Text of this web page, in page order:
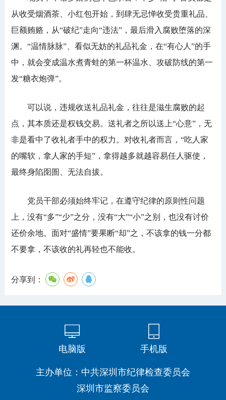
从收受烟酒茶、小红包开始，到肆无忌惮收受贵重礼品、
巨额贿赂，从“破纪”走向“违法”，最后滑入腐败堕落的深
渊。“温情脉脉”、看似无妨的礼品礼金，在“有心人”的手
中，就会变成温水煮青蛙的第一杯温水、攻破防线的第一
发“糖衣炮弹”。
可以说，违规收送礼品礼金，往往是滋生腐败的起
点，其本质还是权钱交易。送礼者之所以送上“心意”，无
非是看中了收礼者手中的权力。对收礼者而言，“吃人家
的嘴软，拿人家的手短”，拿得越多就越容易任人驱使，
最终身陷囹圄、无法自拔。
党员干部必须始终牢记，在遵守纪律的原则性问题
上，没有“多”“少”之分，没有“大”“小”之别，也没有讨价
还价余地。面对“盛情”要果断“却”之，不该拿的钱一分都
不要拿，不该收的礼再轻也不能收。
分享到：
电脑版 手机版
主办单位：中共深圳市纪律检查委员会
深圳市监察委员会